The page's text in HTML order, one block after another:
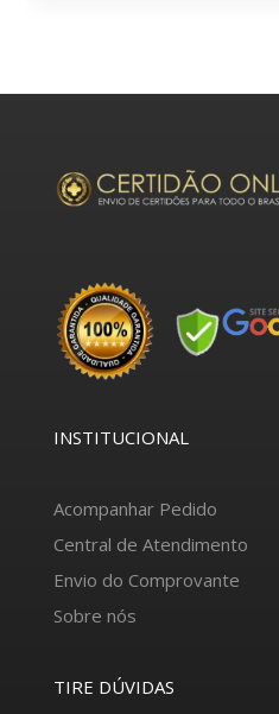
INSTITUCIONAL
Acompanhar Pedido
Central de Atendimento
Envio do Comprovante
Sobre nós
TIRE DÚVIDAS